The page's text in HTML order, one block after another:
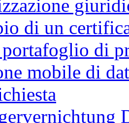
di un
di
mobile di